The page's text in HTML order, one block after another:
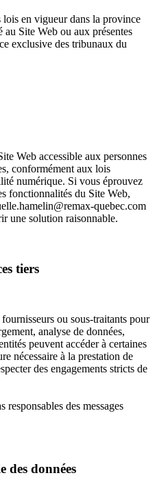
en vigueur dans la province
Site Web ou aux présentes
exclusive des tribunaux du
Web accessible aux personnes
conformément aux lois
numérique. Si vous éprouvez
fonctionnalités du Site Web,
quebec.com
une solution raisonnable.
tiers
ou sous-traitants pour
analyse de données,
peuvent accéder à certaines
nécessaire à la prestation de
des engagements stricts de
responsables des messages
des données